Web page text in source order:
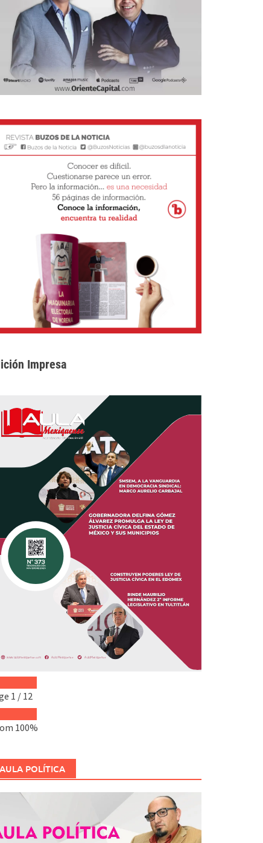
Impresa
1 / 12
100%
AULA POLÍTICA